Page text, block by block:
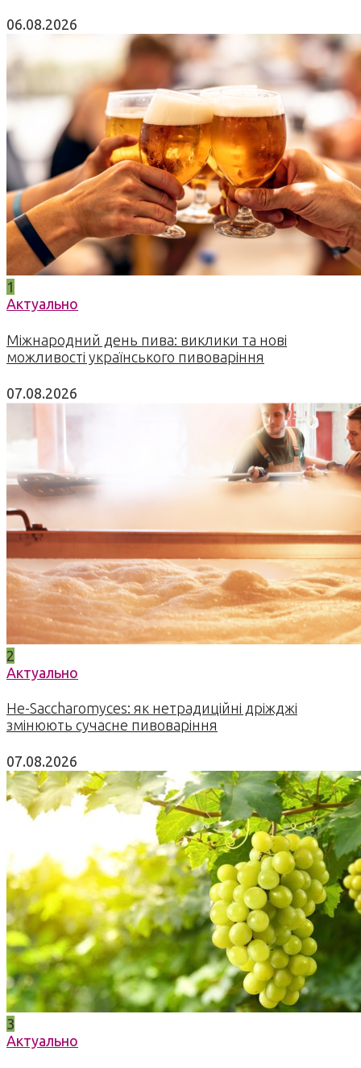
06.08.2026
1
Актуально
Міжнародний день пива: виклики та нові
можливості українського пивоваріння
07.08.2026
2
Актуально
Не-Saccharomyces: як нетрадиційні дріжджі
змінюють сучасне пивоваріння
07.08.2026
3
Актуально